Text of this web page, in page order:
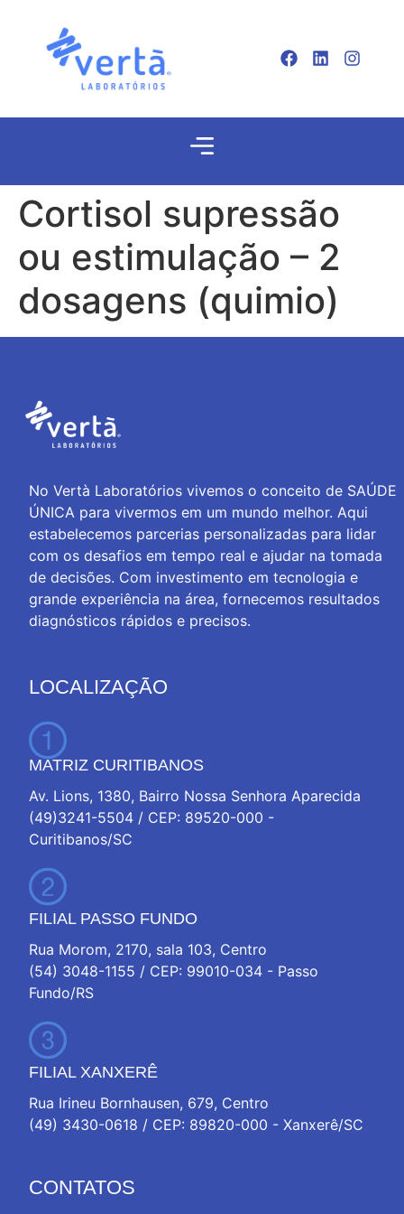
Cortisol supressão
ou estimulação – 2
dosagens (quimio)
No Vertà Laboratórios vivemos o conceito de SAÚDE
ÚNICA para vivermos em um mundo melhor. Aqui
estabelecemos parcerias personalizadas para lidar
com os desafios em tempo real e ajudar na tomada
de decisões. Com investimento em tecnologia e
grande experiência na área, fornecemos resultados
diagnósticos rápidos e precisos.
LOCALIZAÇÃO
MATRIZ CURITIBANOS
Av. Lions, 1380, Bairro Nossa Senhora Aparecida
(49)3241-5504 / CEP: 89520-000 -
Curitibanos/SC
FILIAL PASSO FUNDO
Rua Morom, 2170, sala 103, Centro
(54) 3048-1155 / CEP: 99010-034 - Passo
Fundo/RS
FILIAL XANXERÊ
Rua Irineu Bornhausen, 679, Centro
(49) 3430-0618 / CEP: 89820-000 - Xanxerê/SC
CONTATOS